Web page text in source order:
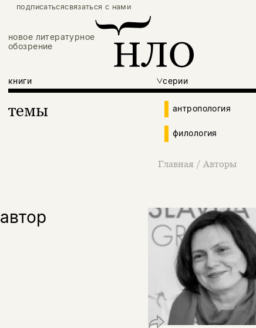
подписатьсясвязаться с нами
новое литературное
обозрение
книги серии
темы антропология
филология
Главная / Авторы
автор